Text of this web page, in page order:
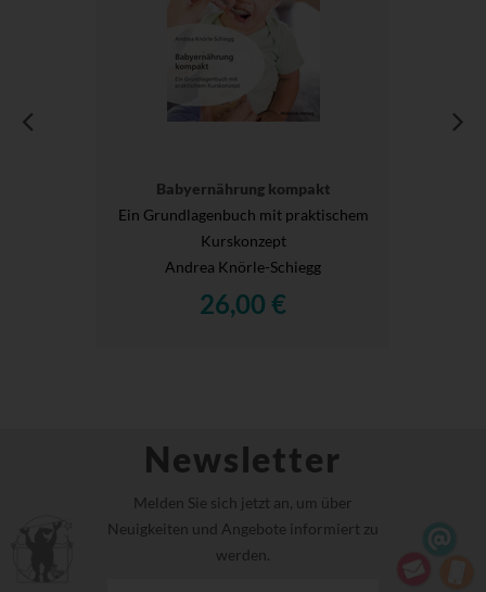
Babyernährung kompakt
Ein Grundlagenbuch mit praktischem
Kurskonzept
Andrea Knörle-Schiegg
26,00 €
Newsletter
Melden Sie sich jetzt an, um über
Neuigkeiten und Angebote informiert zu
werden.